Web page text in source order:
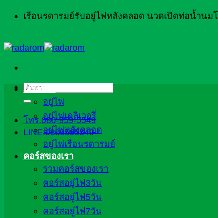
ข้าม
ยัง
เรือนรดารมย์รับอยู่ไฟหลังคลอด นวดเปิดท่อน้ำน
ค้นหา:
โทร.080-959-5549
LINE:0809595549
ภาพรวม
อยู่ไฟ
อยู่ไฟเดลิเวอรี่
อยู่ไฟหลังคลอด
อยู่ไฟเรือนรดารมย์
คอร์สของเรา
รวมคอร์สของเรา
คอร์สอยู่ไฟ3วัน
คอร์สอยู่ไฟ5วัน
คอร์สอยู่ไฟ7วัน